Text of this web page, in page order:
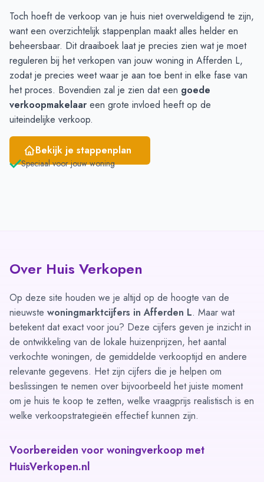
April
9
5
Mei
8
11
Juni
6 8
Toch hoeft de verkoop van je huis niet overweldigend te zijn,
want een overzichtelijk stappenplan maakt alles helder en
beheersbaar. Dit draaiboek laat je precies zien wat je moet
reguleren bij het verkopen van jouw woning in Afferden L,
zodat je precies weet waar je aan toe bent in elke fase van
het proces. Bovendien zal je zien dat een goede
verkoopmakelaar een grote invloed heeft op de
uiteindelijke verkoop.
Bekijk je stappenplan
Speciaal voor jouw woning
Over Huis Verkopen
Op deze site houden we je altijd op de hoogte van de
nieuwste woningmarktcijfers in Afferden L. Maar wat
betekent dat exact voor jou? Deze cijfers geven je inzicht in
de ontwikkeling van de lokale huizenprijzen, het aantal
verkochte woningen, de gemiddelde verkooptijd en andere
relevante gegevens. Het zijn cijfers die je helpen om
beslissingen te nemen over bijvoorbeeld het juiste moment
om je huis te koop te zetten, welke vraagprijs realistisch is en
welke verkoopstrategieën effectief kunnen zijn.
Voorbereiden voor woningverkoop met
HuisVerkopen.nl